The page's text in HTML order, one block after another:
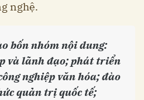
nghệ.
bốn nhóm nội dung:
và lãnh đạo; phát triển
nghiệp văn hóa; đào
quản trị quốc tế;